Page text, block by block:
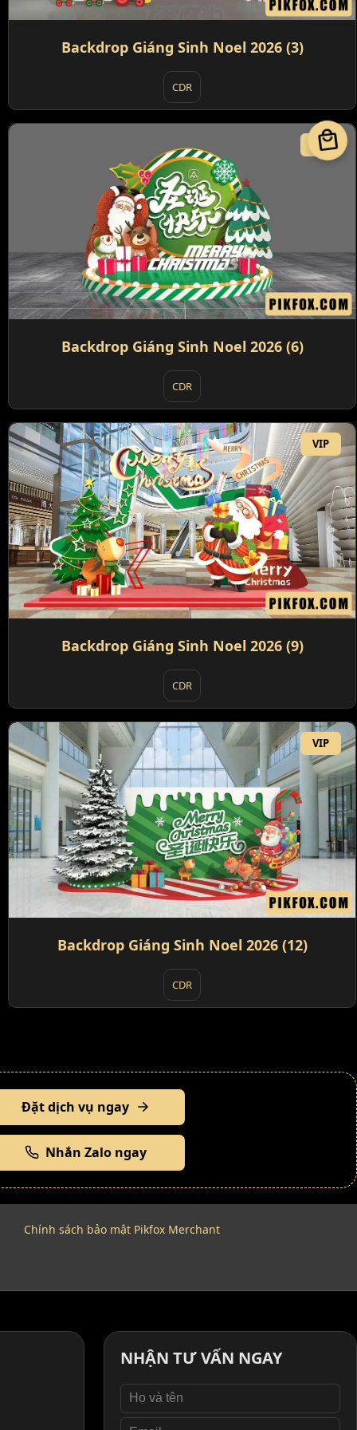
Backdrop Giáng Sinh Noel 2026 (3)
CDR
VIP
Backdrop Giáng Sinh Noel 2026 (6)
CDR
VIP
Backdrop Giáng Sinh Noel 2026 (9)
CDR
VIP
Backdrop Giáng Sinh Noel 2026 (12)
CDR
Đặt dịch vụ ngay
Nhắn Zalo ngay
Chính sách bảo mật Pikfox Merchant
NHẬN TƯ VẤN NGAY
local_mall